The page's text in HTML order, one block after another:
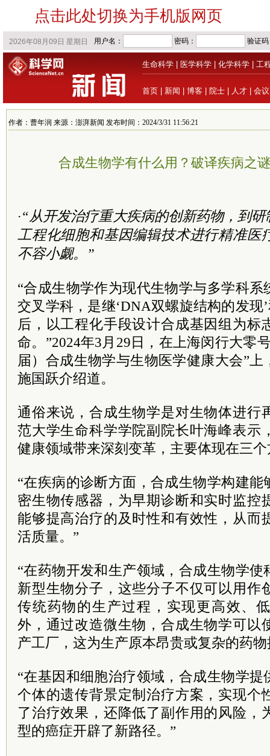
点击此处切换为手机版网页
生命科学 医学科学 化学科学 工
首页 新闻 博客 院士 人才 会议
作者：曹年润 来源：澎湃新闻 发布时间：2024/3/31 11:56:21
合成生物学有什么用？破译疾病之
·“从开发治疗重大疾病的创新药物，到
工程化细胞和基因编辑技术进行精准医
不容小觑。”
“合成生物学作为现代生物学与多学科
交叉学科，是继‘DNA双螺旋结构的发现
后，以工程化手段设计合成基因组为标
命。”2024年3月29日，在上海闵行大零
届）合成生物学与生物医学健康大会”
施国跃介绍道。
通俗来说，合成生物学是对生物体进行
范大学生命科学学院副院长叶海峰表示
健康领域带来深刻变革，主要体现在三
“在疾病的诊断方面，合成生物学构建
密生物传感器，为早期诊断和实时监控
能够提高治疗的及时性和有效性，从而
活质量。”
“在药物开发和生产领域，合成生物学
新型生物分子，这些分子不仅可以用作
传统药物的生产过程，实现更高效、
外，通过改造微生物，合成生物学可以
产工厂，这为生产原本昂贵或复杂的药
“在基因和细胞治疗领域，合成生物学
个体的遗传背景定制治疗方案，实现个
了治疗效果，还降低了副作用的风险，
型的癌症开辟了新路径。”